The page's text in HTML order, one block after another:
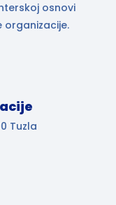
osnovi
organizacije.
Tuzla